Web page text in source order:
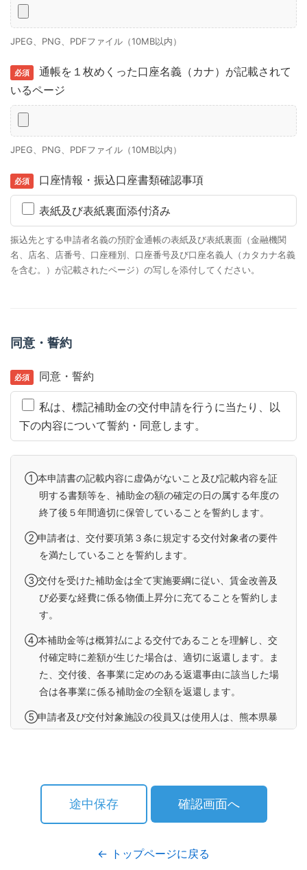
JPEG、PNG、PDFファイル（10MB以内）
通帳を１枚めくった口座名義（カナ）が記載されて
いるページ
JPEG、PNG、PDFファイル（10MB以内）
口座情報・振込口座書類確認事項
表紙及び表紙裏面添付済み
振込先とする申請者名義の預貯金通帳の表紙及び表紙裏面（金融機関
名、店名、店番号、口座種別、口座番号及び口座名義人（カタカナ名義
を含む。）が記載されたページ）の写しを添付してください。
同意・誓約
同意・誓約
私は、標記補助金の交付申請を行うに当たり、以
下の内容について誓約・同意します。
①本申請書の記載内容に虚偽がないこと及び記載内容を証
明する書類等を、補助金の額の確定の日の属する年度の
終了後５年間適切に保管していることを誓約します。
②申請者は、交付要項第３条に規定する交付対象者の要件
を満たしていることを誓約します。
③交付を受けた補助金は全て実施要綱に従い、賃金改善及
び必要な経費に係る物価上昇分に充てることを誓約しま
す。
④本補助金等は概算払による交付であることを理解し、交
付確定時に差額が生じた場合は、適切に返還します。ま
た、交付後、各事業に定めのある返還事由に該当した場
合は各事業に係る補助金の全額を返還します。
⑤申請者及び交付対象施設の役員又は使用人は、熊本県暴
を受けたことはありません。
は都道府県から求められた場合には、これに応じます。
途中保存 確認画面へ
← トップページに戻る